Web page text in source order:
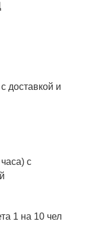
доставкой и
с
1 на 10 чел